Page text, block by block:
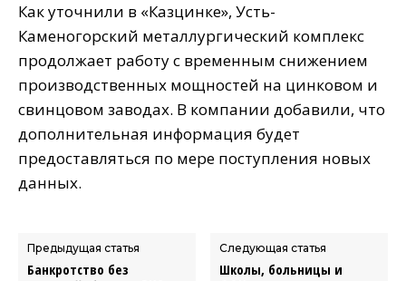
Как уточнили в «Казцинке», Усть-
Каменогорский металлургический комплекс
продолжает работу с временным снижением
производственных мощностей на цинковом и
свинцовом заводах. В компании добавили, что
дополнительная информация будет
предоставляться по мере поступления новых
данных.
Предыдущая статья
Банкротство без
Следующая статья
Школы, больницы и